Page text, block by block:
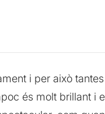
i per això
és molt brillant i